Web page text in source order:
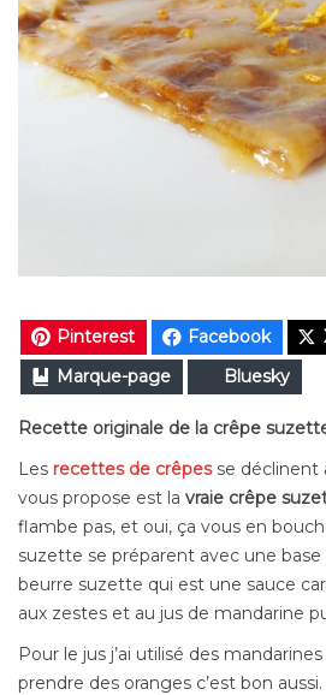
Pinterest Facebook
Marque-page
Bluesky
Recette originale de la crêpe
Les recettes de crêpesse déclinent
vous propose est la vraie crêpe
flambe pas, et oui, ça vous en
suzette se préparent avec une
beurre suzette qui est une sauce
aux zestes et au jus de mandarine
Pour le jus j’ai utilisé des
prendre des oranges c’est bon